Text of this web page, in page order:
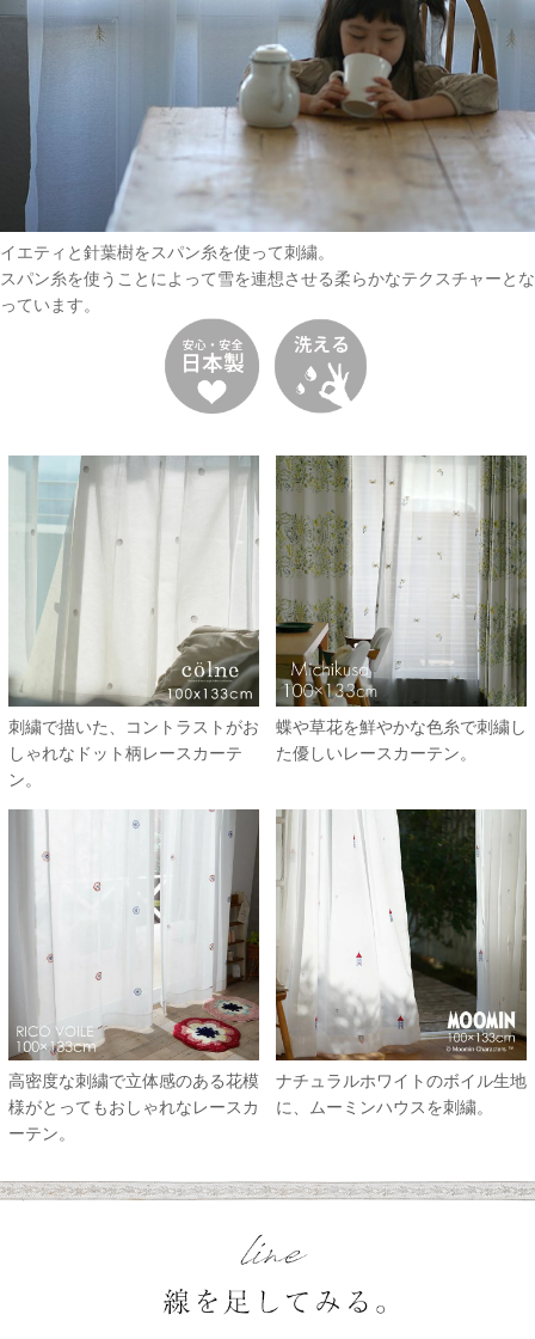
イエティと針葉樹をスパン糸を使って刺繍。
スパン糸を使うことによって雪を連想させる柔らかなテクスチャーとな
っています。
刺繍で描いた、コントラストがお
しゃれなドット柄レースカーテ
ン。
蝶や草花を鮮やかな色糸で刺繍し
た優しいレースカーテン。
高密度な刺繍で立体感のある花模
様がとってもおしゃれなレースカ
ーテン。
ナチュラルホワイトのボイル生地
に、ムーミンハウスを刺繍。